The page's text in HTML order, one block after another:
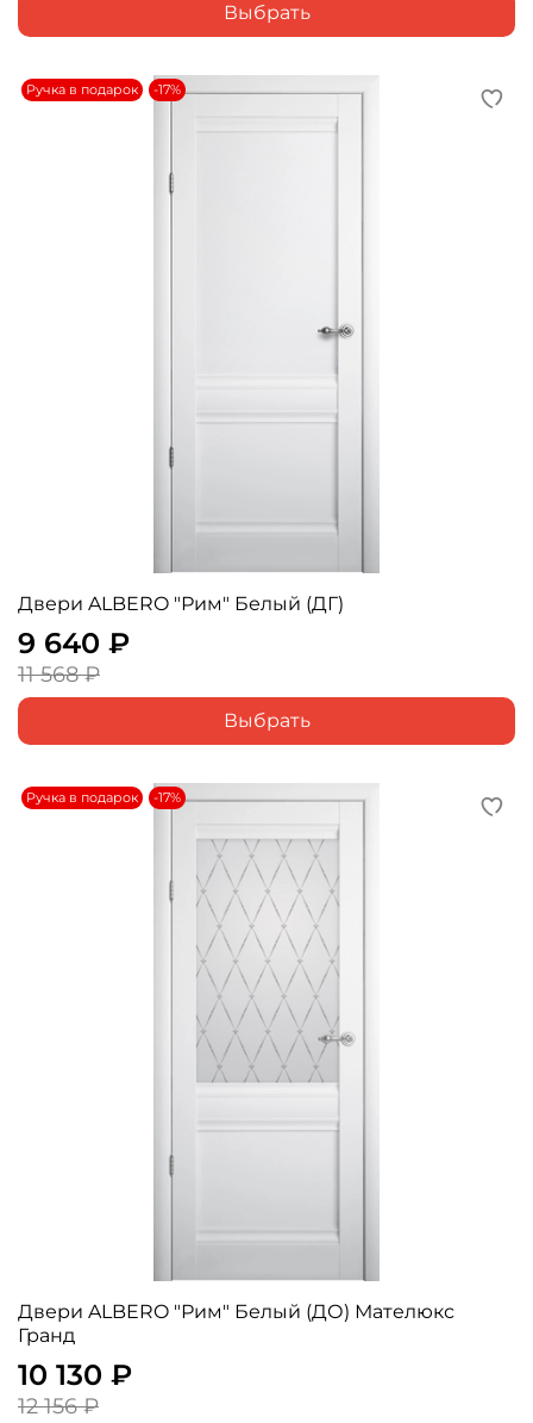
Выбрать
Ручка в подарок -17%
Двери ALBERO "Рим" Белый (ДГ)
9 640 ₽
11 568 ₽
Выбрать
Ручка в подарок -17%
Двери ALBERO "Рим" Белый (ДО) Мателюкс
Гранд
10 130 ₽
12 156 ₽